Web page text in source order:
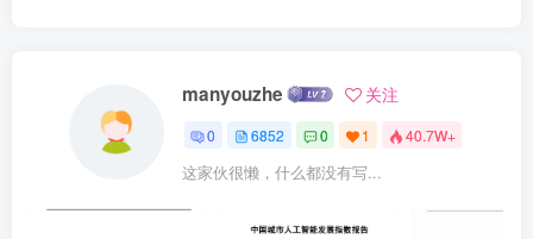
manyouzhe 关注
0 6852 0 1 40.7W+
这家伙很懒，什么都没有写...